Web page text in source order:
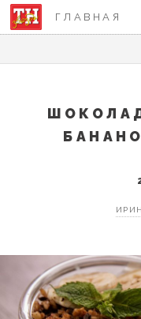
ГЛАВНАЯ